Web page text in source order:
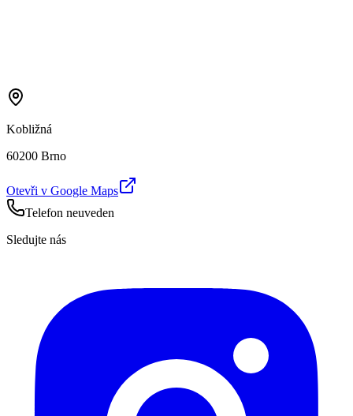
Kobližná
60200 Brno
Otevři v Google Maps
Telefon neuveden
Sledujte nás